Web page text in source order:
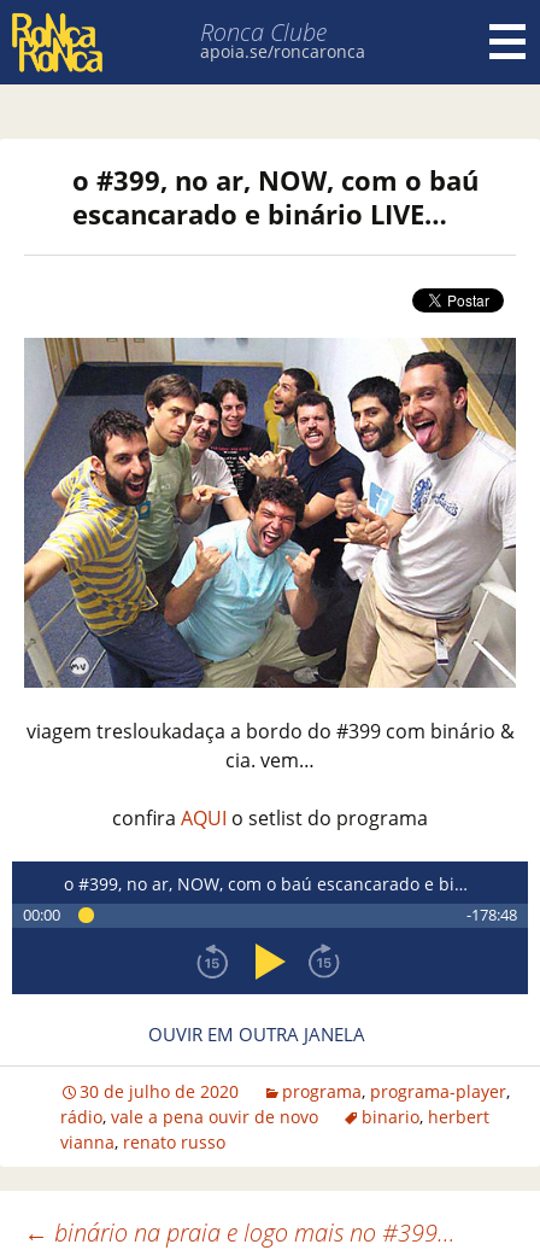
Ronca Clube
apoia.se/roncaronca
o #399, no ar, NOW, com o baú
escancarado e binário LIVE…
viagem tresloukadaça a bordo do #399 com binário &
cia. vem…
confira AQUI o setlist do programa
00:00 -178:48
o #399, no ar, NOW, com o baú escancarado e binário LIVE…
OUVIR EM OUTRA JANELA
30 de julho de 2020 programa, programa-player,
rádio, vale a pena ouvir de novo binario, herbert
vianna, renato russo
← binário na praia e logo mais no #399…